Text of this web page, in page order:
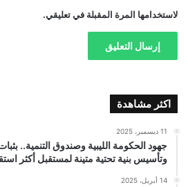
لاستخدامها المرة المقبلة في تعليقي.
اكثر مشاهدة
11 ديسمبر، 2025
جهود الحكومة الليبية وصندوق التنمية..
وتأسيس بنية تحتية متينة لمستقبل أكثر
14 أبريل، 2025